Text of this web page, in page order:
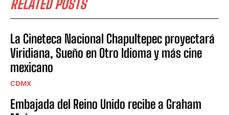
RELATED POSTS
La Cineteca Nacional Chapultepec proyectará
Viridiana, Sueño en Otro Idioma y más cine
mexicano
CDMX
Embajada del Reino Unido recibe a Graham